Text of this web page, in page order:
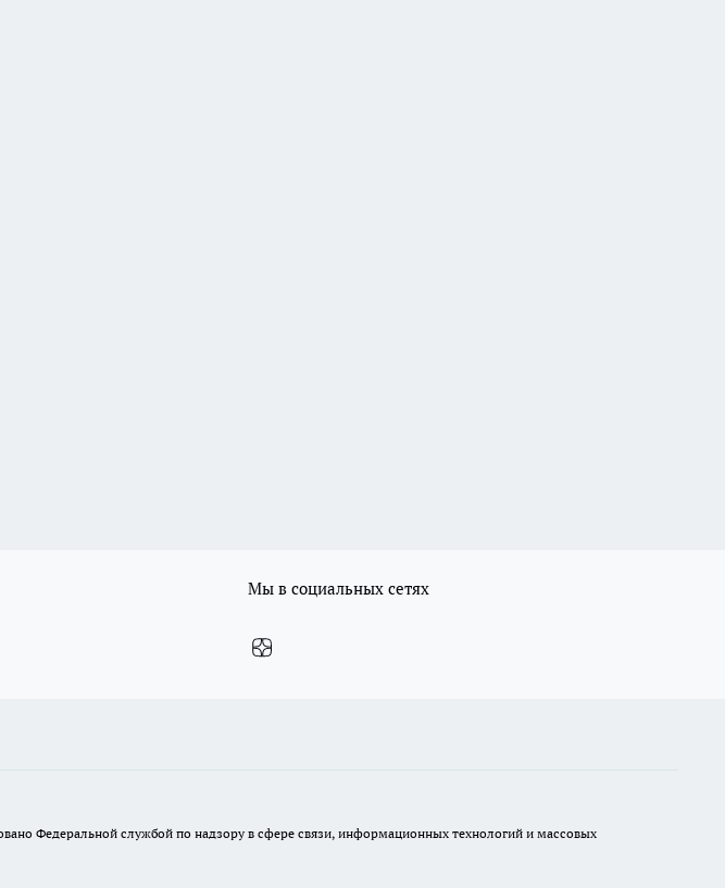
Мы в социальных сетях
Федеральной службой по надзору в сфере связи, информационных технологий и массовых